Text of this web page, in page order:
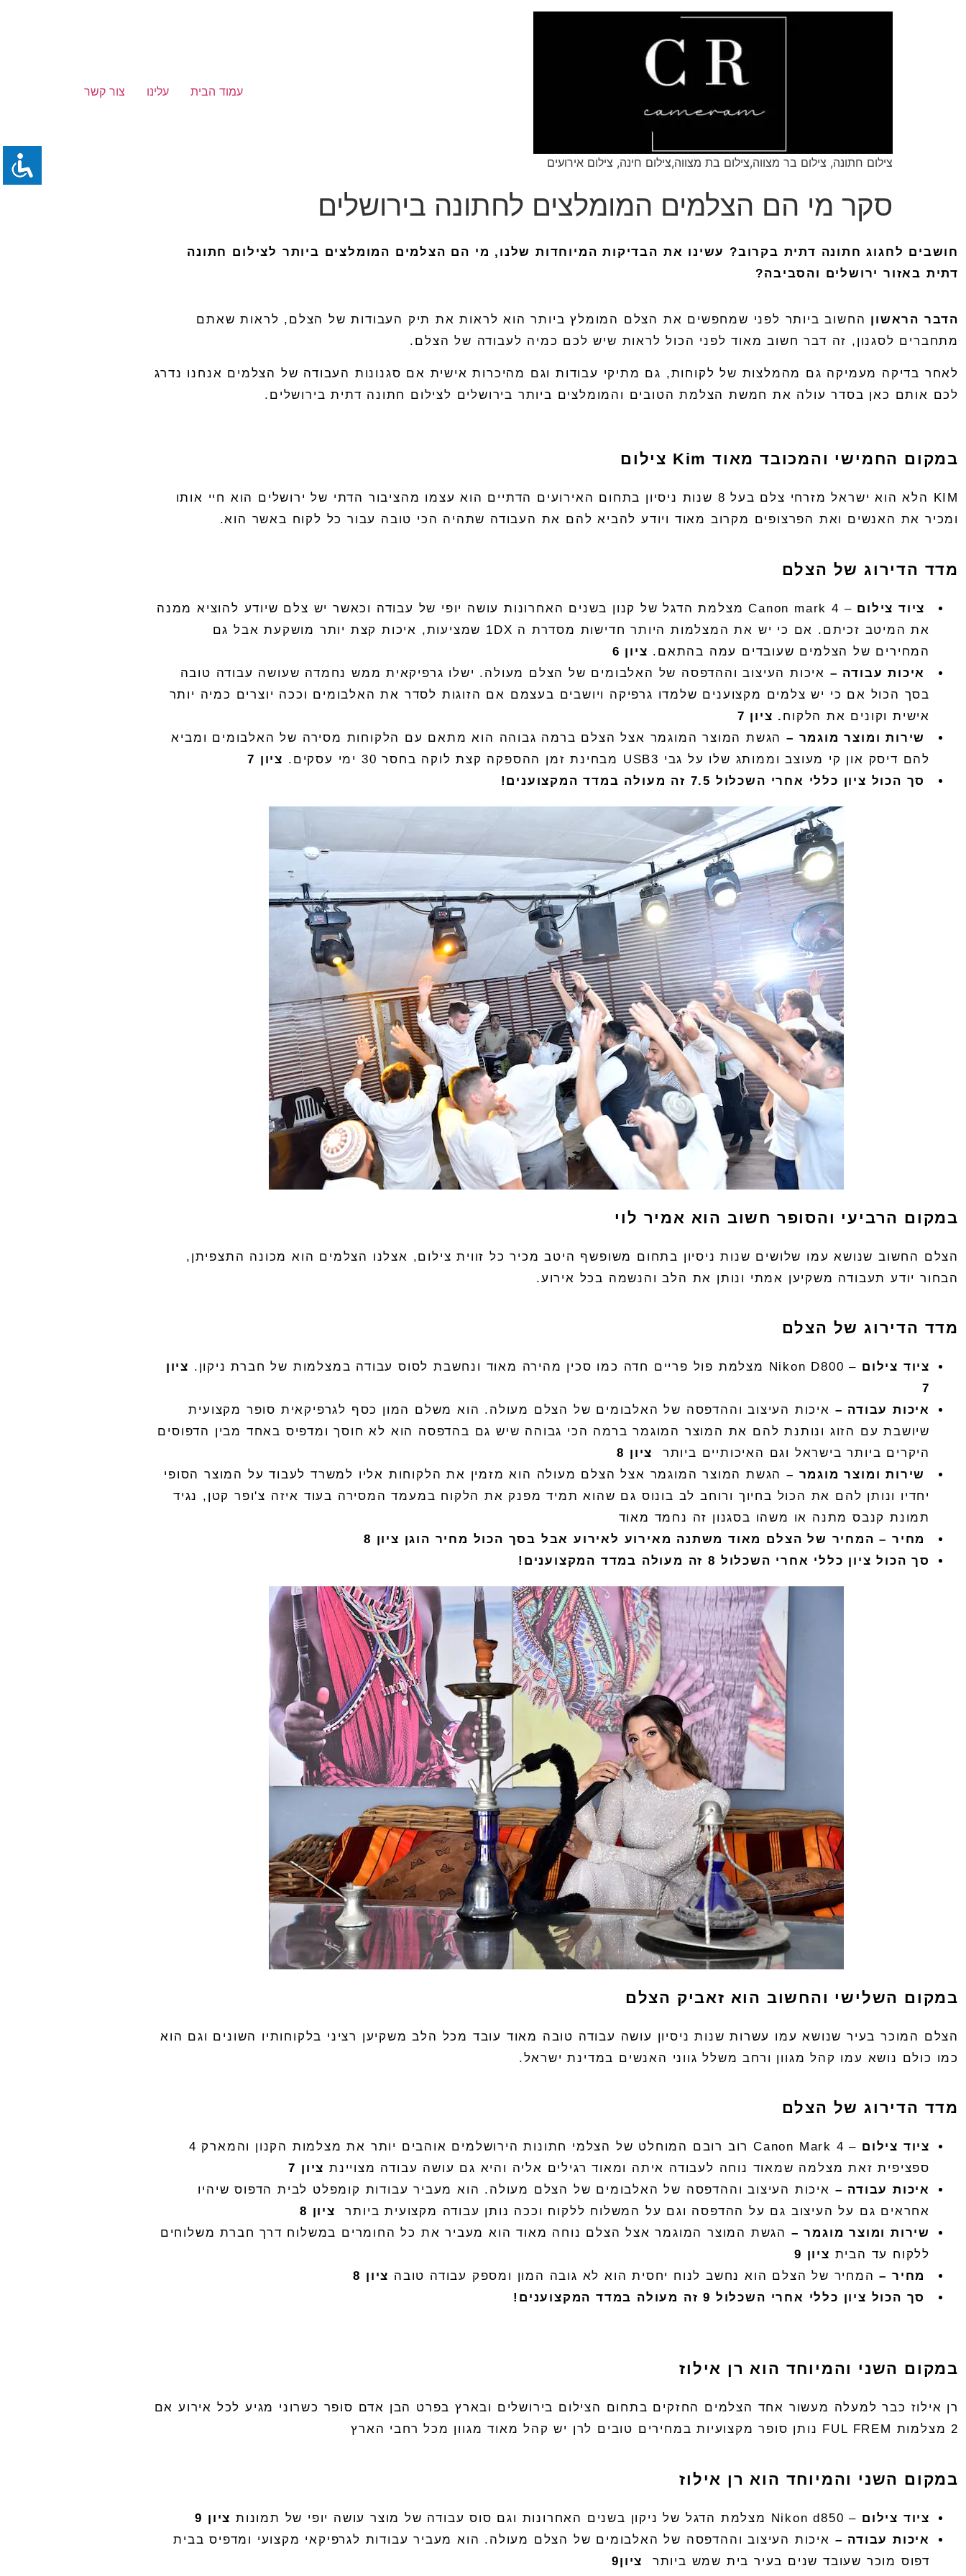
צילום חתונה, צילום בר מצווה,צילום בת מצווה,צילום חינה, צילום אירועים
עמוד הבית עלינו צור קשר
חושבים לחגוג חתונה דתית בקרוב? עשינו את הבדיקות המיוחדות שלנו , מי הם הצלמים המומלצים ביותר לצילום חתונה
דתית באזור ירושלים והסביבה?
הדבר הראשון החשוב ביותר לפני שמחפשים את הצלם המומלץ ביותר הוא לראות את תיק העבודות של הצלם , לראות שאתם
מתחברים לסגנון , זה דבר חשוב מאוד לפני הכול לראות שיש לכם כמיה לעבודה של הצלם .
לאחר בדיקה מעמיקה גם מהמלצות של לקוחות, גם מתיקי עבודות וגם מהיכרות אישית אם סגנונות העבודה של הצלמים אנחנו נדרג
לכם אותם כאן בסדר עולה את חמשת הצלמת הטובים והמומלצים ביותר בירושלים לצילום חתונה דתית בירושלים .
במקום החמישי והמכובד מאוד Kim צילום
KIM הלא הוא ישראל מזרחי צלם בעל8
שנות ניסיון בתחום האירועים הדתיים הוא עצמו מהציבור הדתי של ירושלים הוא חיי אותו
ומכיר את האנשים ואת הפרצופים מקרוב מאוד ויודע להביא להם את העבודה שתהיה הכי טובה עבור כל לקוח באשר הוא.
מדד הדירוג של הצלם
ציוד צילום –
Canon mark 4 מצלמתהדגל של קנון בשנים האחרונות עושה יופי של עבודה וכאשר יש צלם שיודע להוציא ממנה
את המיטב זכיתם . אם כי יש את המצלמות היותר חדישות מסדרת ה שמציעות, איכות קצת יותר מושקעת אבל גם
המחירים של הצלמים שעובדים עמה בהתאם . ציון
איכות עבודה – איכות העיצוב וההדפסה של ה אלבומים של הצלם מעולה . ישלו גרפיקאית ממש נחמדה שעושה עבודה טובה
בסך הכול אם כי יש צלמים מקצוענים שלמדו גרפיקה ויושבים בעצמם אם הזוגות לסדר את האלבומים וככה יוצרים כמיה יותר
אישית וקונים את הלקוח . ציון 7
שירות ומוצר מוגמר – הגשת המוצר המוגמר אצל הצלם ברמה גבוהה הוא מתאם עם הלקוחות מסירה של האלבומים ומביא
להם דיסק און קי מעוצב וממותג שלו על גבי
מבחינת זמן ההספקה קצת לוקה בחסר30 ימי עסקים . ציון
סך הכול ציון כללי אחרי השכלול זה מעולה במדד המקצוענים !
במקום הרביעי והסופר חשוב הוא אמיר לוי
הצלם החשוב שנושא עמו שלושים שנות ניסיון בתחום משופשף היטב מכיר כל זווית צילום, אצלנו הצלמים הוא מכונה התצפיתן ,
הבחור יודע תעבודה משקיען אמתי ונותן את הלב והנשמה בכל אירוע.
מדד הדירוג של הצלם
ציוד צילום –
Nikon D800 מצלמת פול פריים חדה כמו סכין מהירה מאוד ונחשבת לסוס עבודה במצלמות של חברת ניקון . ציון
7
איכות עבודה – איכות העיצוב וההדפסה של האלבומים של הצלם מעולה . הוא משלם המון כסף לגרפיקאית סופר מקצועית
שיושבת עם הזוג ונותנת להם את המוצר המוגמר ברמה הכי גבוהה שיש גם בהדפסה הוא לא חוסך ומדפיס באחד מבין הדפוסים
היקרים ביותר בישראל וגם האיכותיים ביותר
ציון 8
שירות ומוצר מוגמר – הגשת המוצר המוגמר אצל הצלם מעולה הוא מזמין את הלקוחות אליו למשרד לעבוד על המוצר הסופי
יחדיו ונותן להם את הכול בחיוך ורוחב לב בונוס גם שהוא תמיד מפנק את הלקוח במעמד המסירה בעוד איזה צ'ופר קטן , נגיד
תמונת קנבס מתנה או משהו בסגנון זה נחמד מאוד
מחיר – המחיר של הצלם מאוד משתנה מאירוע לאירוע אבל בסך הכול מחיר הוגן ציון 8
סך הכול ציון כללי אחרי השכלול זה מעולה במדד המקצוענים !
במקום השלישי והחשוב הוא זאביק הצלם
הצלם המוכר בעיר שנושא עמו עשרות שנות ניסיון עושה עבודה טובה מאוד עובד מכל הלב משקיען רציני בלקוחותיו השונים וגם הוא
כמו כולם נושא עמו קהל מגוון ורחב משלל גווני האנשים במדינת ישראל.
מדד הדירוג של הצלם
ציוד צילום –
Canon Mark 4 רוב רובם המוחלט של הצלמי חתונות הירושלמים אוהבים יותר את מצלמות הקנון והמארק
ספציפית זאת מצלמה שמאוד נוחה לעבודה איתה ומאוד רגילים אליה והיא גם עושה עבודה מצויינת ציון
איכות עבודה – איכות העיצוב וההדפסה של האלבומים של הצלם מעולה . הוא מעביר עבודות קומפלט לבית הדפוס שיהיו
אחראים גם על העיצוב גם על ההדפסה וגם על המשלוח ללקוח וככה נותן עבודה מקצועית ביותר
ציון 8
שירות ומוצר מוגמר – הגשת המוצר המוגמר אצל הצלם נוחה מאוד הוא מעביר את כל החומרים במשלוח דרך חברת משלוחים
ללקוח עד הבית ציון
מחיר – המחיר של הצלם הוא נחשב לנוח יחסית הוא לא גובה המון ומספק עבודה טובה ציון
סך הכול ציון כללי אחרי השכלול זה מעולה במדד המקצוענים !
במקום השני והמיוחד הוא רן אילוז
רן אילוז כבר למעלה מעשור אחד הצלמים החזקים בתחום הצילום בירושלים ובארץ בפרט הבן אדם סופר כשרוני מגיע לכל אירוע אם
2 מצלמות נותן סופר מקצועיות במחירים טובים לרן יש קהל מאוד מגוון מכל רחבי הארץ
במקום השני והמיוחד הוא רן אילוז
ציוד צילום –
Nikon d850 מצלמת הדגל של ניקון בשנים האחרונות וגם סוס עבודה של מוצר עושה יופי של תמונות ציון
איכות עבודה – איכות העיצוב וההדפסה של ה אלבומים של הצלם מעולה . הוא מעביר עבודות לגרפיקאי מקצועי ומדפיס בבית
דפוס מוכר שעובד שנים בעיר בית שמש ביותר
ציון9